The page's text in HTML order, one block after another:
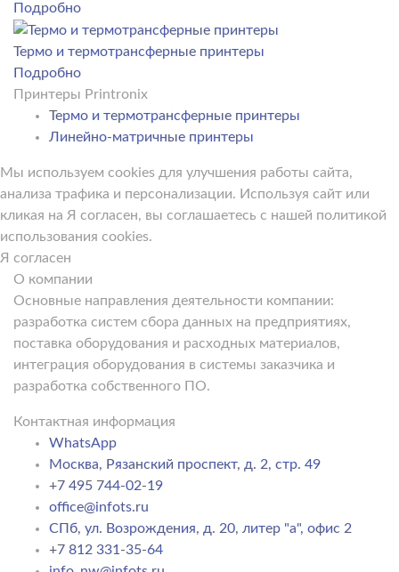
Подробно
Термо и термотрансферные принтеры
Подробно
Принтеры Printronix
Термо и термотрансферные принтеры
Линейно-матричные принтеры
Мы используем cookies для улучшения работы сайта,
анализа трафика и персонализации. Используя сайт или
кликая на Я согласен, вы соглашаетесь с нашей политикой
использования cookies.
Я согласен
О компании
Основные направления деятельности компании:
разработка систем сбора данных на предприятиях,
поставка оборудования и расходных материалов,
интеграция оборудования в системы заказчика и
разработка собственного ПО.
Контактная информация
WhatsApp
Москва, Рязанский проспект, д. 2, стр. 49
+7 495 744-02-19
office@infots.ru
СПб, ул. Возрождения, д. 20, литер "a", офис 2
+7 812 331-35-64